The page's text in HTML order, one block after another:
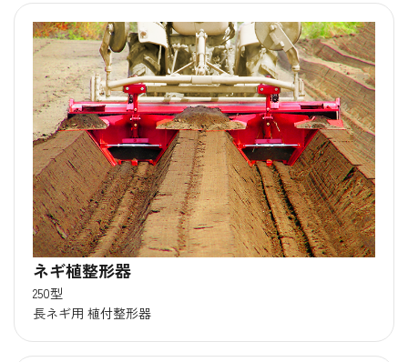
ネギ植整形器
250型
長ネギ用 植付整形器